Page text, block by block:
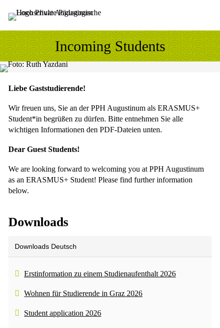
Sprung zum Hauptinhalt
Sprung zur Fusszeile
Incoming Students
Liebe Gaststudierende!
Wir freuen uns, Sie an der PPH Augustinum als ERASMUS+
Student*in begrüßen zu dürfen. Bitte entnehmen Sie alle
wichtigen Informationen den PDF-Dateien unten.
Dear Guest Students!
We are looking forward to welcoming you at PPH Augustinum
as an ERASMUS+ Student! Please find further information
below.
Downloads
Downloads Deutsch
Erstinformation zu einem Studienaufenthalt 2026
Wohnen für Studierende in Graz 2026
Student application 2026